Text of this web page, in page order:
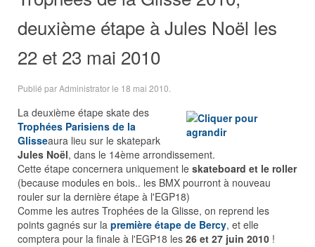
deuxième étape à Jules Noël les
22 et 23 mai 2010
Publié par Administrator le 18 mai 2010
La deuxième étape skate des
Trophées Parisiens de la
Glisseaura lieu sur le skatepark
Jules Noël, dans le 14ème arrondissement.
Cette étape concernera uniquement le skateboard et le roller
(because modules en bois.. les BMX pourront à nouveau
rouler sur la dernière étape à l'EGP18)
Comme les autres Trophées de la Glisse, on reprend les
points gagnés sur la première étape de Bercy, et elle
comptera pour la finale à l'EGP18 les 26 et 27 juin 2010 !